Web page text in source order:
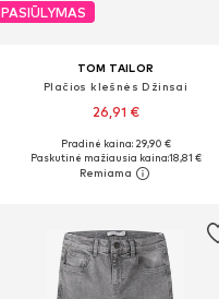
PASIŪLYMAS
TOM TAILOR
Plačios klešnės Džinsai
26,91 €
Yra daugybė dydžių
Į krepšelį
Pradinė kaina: 29,90 €
Paskutinė mažiausia kaina:18,81 €